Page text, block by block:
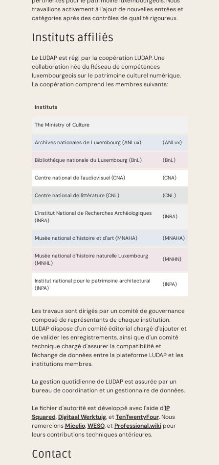
travaillons activement à l'ajout de nouvelles entrées et
catégories après des contrôles de qualité rigoureux.
Instituts affiliés
Le LUDAP est régi par la coopération LUDAP. Une
collaboration née du Réseau de compétences
luxembourgeois sur le patrimoine culturel numérique.
La coopération comprend les membres suivants:
Instituts
The Ministry of Culture
Archives nationales de Luxembourg (ANLux) (ANLux)
Bibliothèque nationale du Luxembourg (BnL) (BnL)
Centre national de l'audiovisuel (CNA) (CNA)
Centre national de littérature (CNL) (CNL)
L'Institut National de Recherches Archéologiques
(INRA)
(INRA)
Musée national d'histoire et d'art (MNAHA) (MNAHA)
Musée national d’histoire naturelle Luxembourg
(MNHL)
(MNHN)
Institut national pour le patrimoine architectural
(INPA)
(INPA)
Les travaux sont dirigés par un comité de gouvernance
composé de représentants de chaque institution.
LUDAP dispose d'un comité éditorial chargé d'ajouter et
de valider les enregistrements, ainsi que d'un comité
technique chargé d'assurer la compatibilité et
l'échange de données entre la plateforme LUDAP et les
institutions membres.
La gestion quotidienne de LUDAP est assurée par un
bureau de coordination et un gestionnaire de données.
Le fichier d'autorité est développé avec l'aide d'IP
Squared,Digitaal Werktuig, etTenTwentyFour. Nous
remercionsMicelio,WESO, etProfessional.wikipour
leurs contributions techniques antérieures.
Contact